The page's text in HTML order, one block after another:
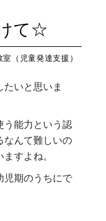
て☆
（児童発達支援）
いと思いま
う能力という認
なんて難しいの
すよね。
児期のうちにで